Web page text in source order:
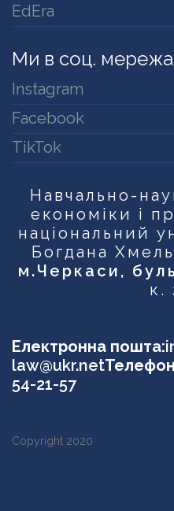
EdEra
Ми в соц.
Instagram
Facebook
TikTok
Навчально-
економіки і
національний
Богдана
м.Черкаси,
к.
Електронна пошта:
law@ukr.netТелефон
54-21-57
Copyright 2020